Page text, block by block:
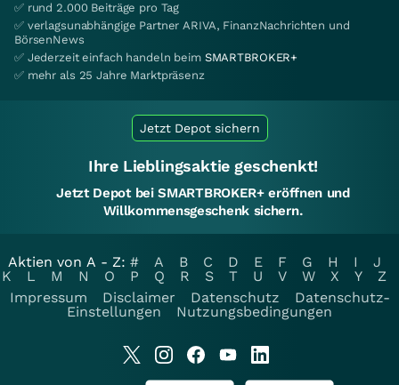
✅ rund 2.000 Beiträge pro Tag
✅ verlagsunabhängige Partner ARIVA, FinanzNachrichten und
BörsenNews
✅ Jederzeit einfach handeln beim SMARTBROKER+
✅ mehr als 25 Jahre Marktpräsenz
Jetzt Depot sichern
Ihre Lieblingsaktie geschenkt!
Jetzt Depot bei SMARTBROKER+ eröffnen und
Willkommensgeschenk sichern.
Aktien von A - Z: # A B C D E F G H I
J
K
L M N O P Q R S T U V W X Y
Z
Impressum
Disclaimer Datenschutz
Datenschutz-
Einstellungen
Nutzungsbedingungen